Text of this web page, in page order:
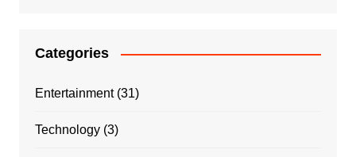
Categories
Entertainment(31)
Technology(3)